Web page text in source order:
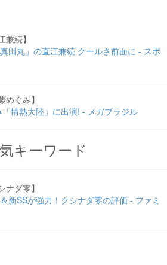
続】
田丸」の直江兼続 クールさ前面に - スポ
ぐみ】
情熱大陸」に出演! - メガブラジル
キーワード
ダ零】
新SSが強力！クシナダ零の評価 - ファミ